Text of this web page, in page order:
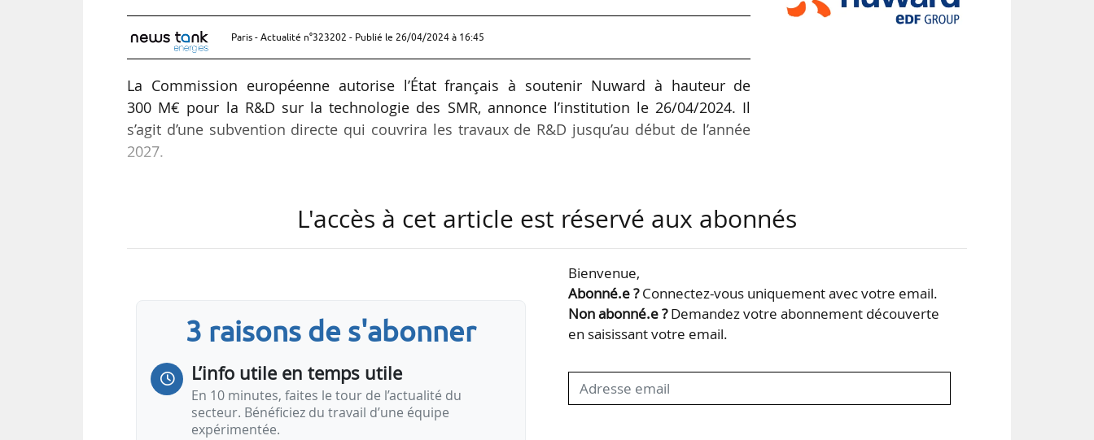
Paris - Actualité n°323202 - Publié le 26/04/2024 à 16:45
La Commission européenne autorise l’État français à soutenir Nuward à hauteur de
300 M€ pour la R&D sur la technologie des SMR, annonce l’institution le 26/04/2024. Il
s’agit d’une subvention directe qui couvrira les travaux de R&D jusqu’au début de l’année
2027.
valider leur intégration au moyen de simulateurs numériques et d’essais en laboratoire.
préparer les démonstrations de sûreté requises en vue de l’approbation du projet par les
autorités nationales de sûreté nucléaire », indique la Commission européenne.
L'accès à cet article est réservé aux abonnés
3 raisons de s'abonner
L’info utile en temps utile
En 10 minutes, faites le tour de l’actualité du
secteur. Bénéficiez du travail d’une équipe
expérimentée.
Bienvenue,
Abonné.e ?Connectez-vous uniquement avec votre email.
Non abonné.e ?Demandez votre abonnement découverte
en saisissant votre email.